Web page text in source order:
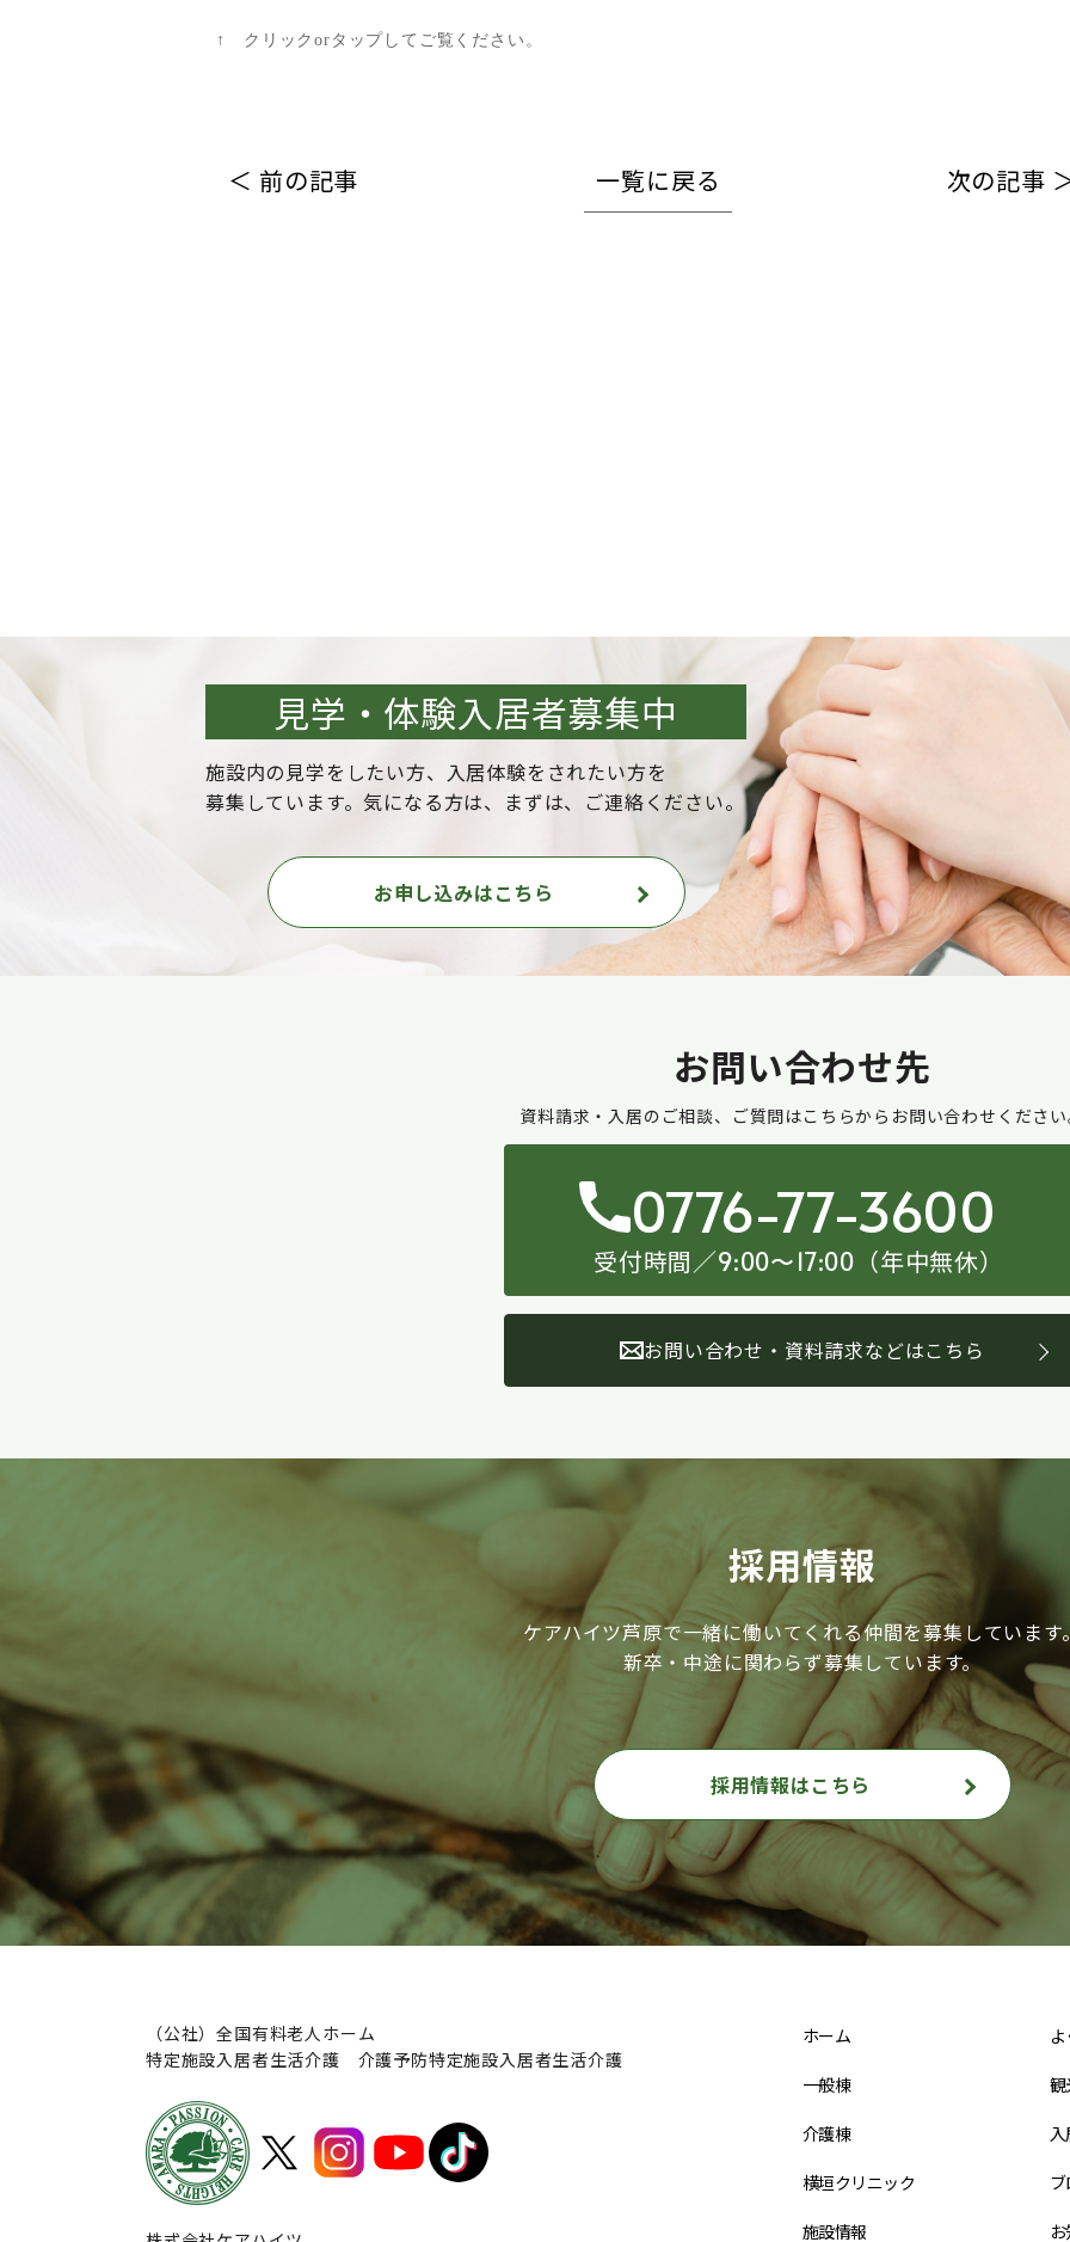
↑ クリックorタップしてご覧ください。
＜ 前の記事 一覧に戻る 次の記事
見学・体験入居者募集中
施設内の見学をしたい方、入居体験をされたい方を
募集しています。気になる方は、まずは、ご連絡ください。
お申し込みはこちら
お問い合わせ先
資料請求・入居のご相談、ご質問はこちらからお問い合わせくださ
0776-77-3600
受付時間／9:00〜17:00 （年中無休）
お問い合わせ・資料請求などはこちら
採用情報
ケアハイツ芦原で一緒に働いてくれる仲間を募集しています
新卒・中途に関わらず募集しています。
採用情報はこちら
（公社）全国有料老人ホーム
特定施設入居者生活介護 介護予防特定施設入居者生活介護
ホーム
一般棟
介護棟
横垣クリニック
施設情報
観